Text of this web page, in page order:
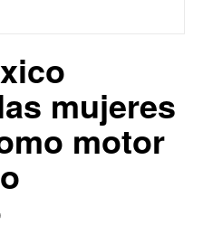
mujeres
motor